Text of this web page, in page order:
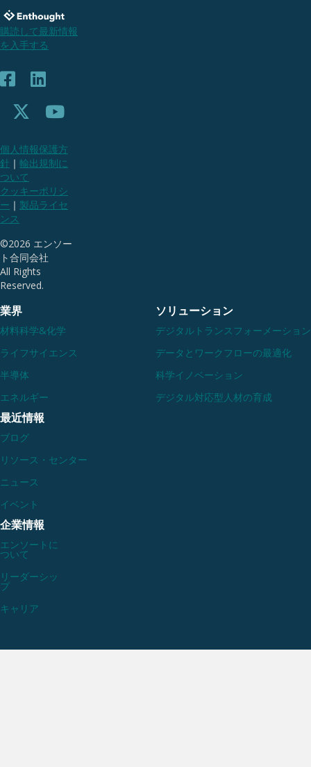
AI投資を「来期
いくら経費を
削れるか」で
評価していま
評価軸のズレ
ションの種を
静かに摘み取
承認の壁を突
破し、自社独
自の競争優位
を築くための
戦略と実践ロ
ードマップ。
Read More
購読して最新情報
を入手する
個人情報保護方
針 ｜ 輸出規制に
ついて
クッキーポリシ
ー ｜ 製品ライセ
ンス
©2026 エンソー
ト合同会社
All Rights
Reserved.
業界
材料科学&化学
ライフサイエンス
半導体
エネルギー
ソリューション
デジタルトランスフォーメーション
データとワークフローの最適化
科学イノベーション
デジタル対応型人材の育成
最近情報
ブログ
リソース・センター
ニュース
イベント
企業情報
エンソートに
ついて
リーダーシッ
プ
キャリア